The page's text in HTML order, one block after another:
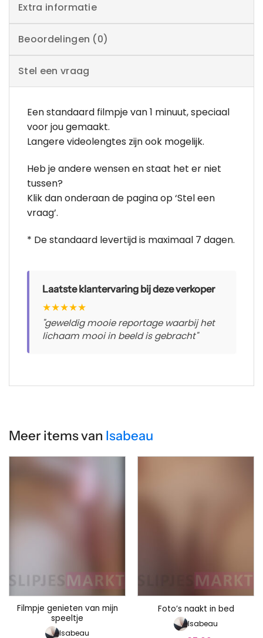
Extra informatie
Beoordelingen (0)
Stel een vraag
Een standaard filmpje van 1 minuut, speciaal
voor jou gemaakt.
Langere videolengtes zijn ook mogelijk.
Heb je andere wensen en staat het er niet
tussen?
Klik dan onderaan de pagina op ‘Stel een
vraag’.
* De standaard levertijd is maximaal 7 dagen.
Laatste klantervaring bij deze verkoper
★★★★★
"geweldig mooie reportage waarbij het
lichaam mooi in beeld is gebracht"
Meer items van Isabeau
Filmpje genieten van mijn
speeltje
Isabeau
Foto’s naakt in bed
Isabeau